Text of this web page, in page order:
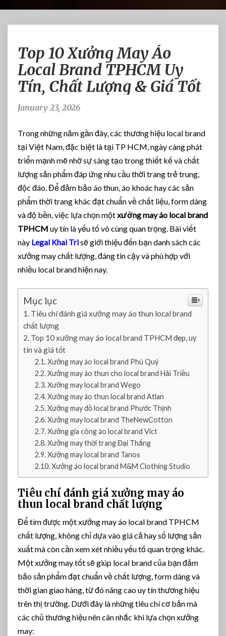
o
p
1
0
n
M
a
y
Á
L
o
c
a
B
T
H
M
U
y
T
í
n
,
C
h
ấ
ư
ợ
g
&
G
i
á
ố
t
Top 10 Xưởng May Áo
Local Brand TPHCM Uy
Tín, Chất Lượng & Giá Tốt
January 23, 2026
Trong những năm gần đây, các thương hiệu local brand
tại Việt Nam, đặc biệt là tại TP HCM, ngày càng phát
triển mạnh mẽ nhờ sự sáng tạo trong thiết kế và chất
lượng sản phẩm đáp ứng nhu cầu thời trang trẻ trung,
độc đáo. Để đảm bảo áo thun, áo khoác hay các sản
phẩm thời trang khác đạt chuẩn về chất liệu, form dáng
và độ bền, việc lựa chọn mộtxưởng may áo local brand
TPHCM uy tín là yếu tố vô cùng quan trọng. Bài viết
này Legal Khai Trisẽ giới thiệu đến bạn danh sách các
xưởng may chất lượng, đáng tin cậy và phù hợp với
nhiều local brand hiện nay.
Mục lục
Tiêu chí đánh giá xưởng may áo thun local brand
chất lượng
Top 10 xưởng may áo local brand TPHCM đẹp, uy
tín và giá tốt
Xưởng may áo local brand Phú Quý
Xưởng may áo thun cho local brand Hải Triều
Xưởng may local brand Wego
Xưởng may áo thun local brand Atlan
Xưởng may đồ local brand Phước Thịnh
Xưởng may local brand TheNewCotton
Xưởng gia công áo local brand Vict
Xưởng may thời trang Đại Thắng
Xưởng may local brand Tanos
Xưởng áo local brand M&M Clothing Studio
Tiêu chí đánh giá xưởng may áo
thun local brand chất lượng
Để tìm được một xưởng may áo local brand TPHCM
chất lượng, không chỉ dựa vào giá cả hay số lượng sản
xuất mà còn cần xem xét nhiều yếu tố quan trọng khác.
Một xưởng may tốt sẽ giúp local brand của bạn đảm
bảo sản phẩm đạt chuẩn về chất lượng, form dáng và
thời gian giao hàng, từ đó nâng cao uy tín thương hiệu
trên thị trường. Dưới đây là những tiêu chí cơ bản mà
các chủ thương hiệu nên cân nhắc khi lựa chọn xưởng
may: